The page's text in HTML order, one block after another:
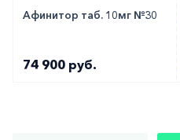
Афинитор таб. 10мг №30
74 900 руб.